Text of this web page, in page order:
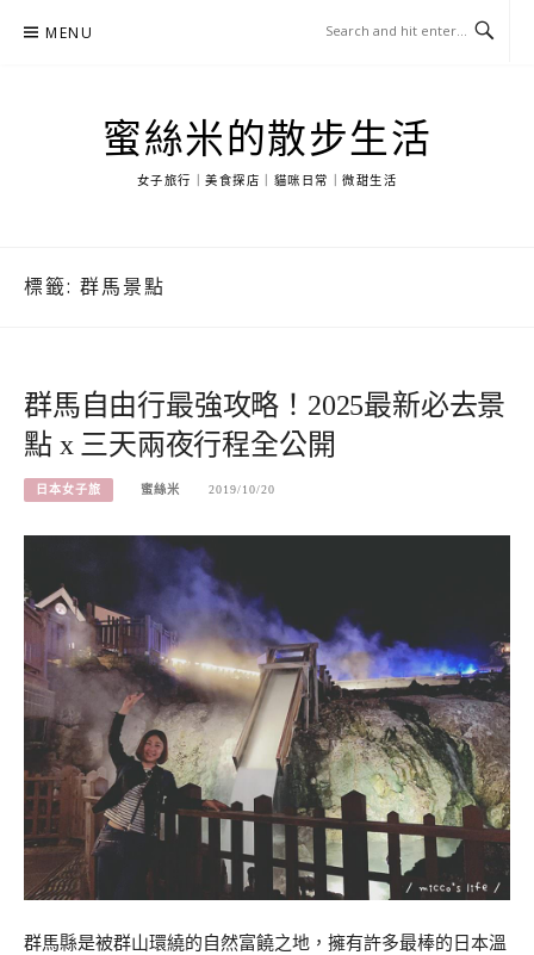
MENU
蜜絲米的散步生活
女子旅行｜美食探店｜貓咪日常｜微甜生活
標籤: 群馬景點
群馬自由行最強攻略！2025最新必去景
點 x 三天兩夜行程全公開
日本女子旅 蜜絲米 2019/10/20
群馬縣是被群山環繞的自然富饒之地，擁有許多最棒的日本溫